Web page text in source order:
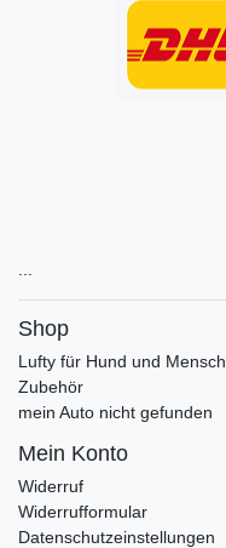
Shop
Lufty für Hund und Mensch
Zubehör
mein Auto nicht gefunden
Mein Konto
Widerruf
Widerrufformular
Datenschutzeinstellungen